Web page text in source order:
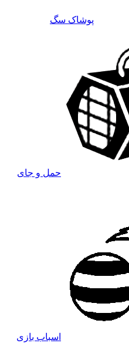
پوشاک سگ
حمل و جای
اسباب بازی